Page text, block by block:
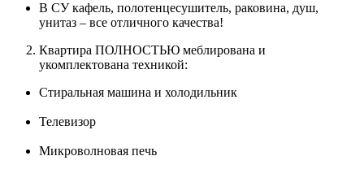
В СУ кафель, полотенцесушитель, раковина, душ,
унитаз – все отличного качества!
Квартира ПОЛНОСТЬЮ меблирована и
укомплектована техникой:
Стиральная машина и холодильник
Телевизор
Микроволновая печь